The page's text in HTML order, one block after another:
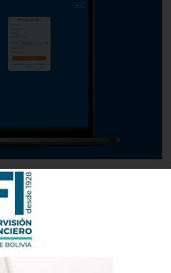
Social en Oruro
remodelación,